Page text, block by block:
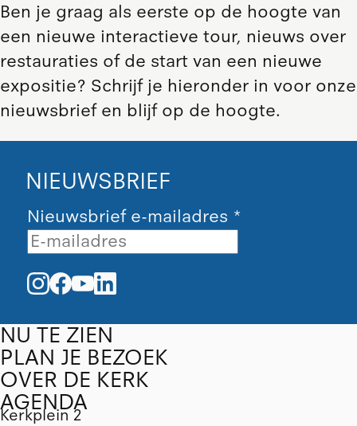
Ben je graag als eerste op de hoogte van
een nieuwe interactieve tour, nieuws over
restauraties of de start van een nieuwe
expositie? Schrijf je hieronder in voor onze
nieuwsbrief en blijf op de hoogte.
NU TE ZIEN
PLAN JE BEZOEK
OVER DE KERK
AGENDA
Kerkplein 2
NIEUWSBRIEF
Nieuwsbrief e-mailadres *